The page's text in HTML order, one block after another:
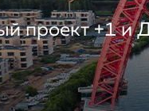
проект +1 и